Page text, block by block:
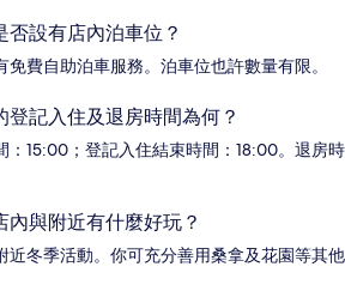
否設有店內泊車位？
免費自助泊車服務。泊車位也許數量有限。
登記入住及退房時間為何？
：15:00；登記入住結束時間：18:00。退房時
內與附近有什麼好玩？
近冬季活動。你可充分善用桑拿及花園等其他